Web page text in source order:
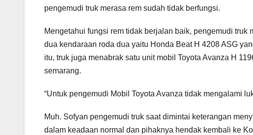
pengemudi truk merasa rem sudah tidak berfungsi.
Mengetahui fungsi rem tidak berjalan baik, pengemudi
dua kendaraan roda dua yaitu Honda Beat H 4208 ASG
itu, truk juga menabrak satu unit mobil Toyota Avanza H
semarang.
“Untuk pengemudi Mobil Toyota Avanza tidak mengalami
Muh. Sofyan pengemudi truk saat dimintai keterangan
dalam keadaan normal dan pihaknya hendak kembali ke